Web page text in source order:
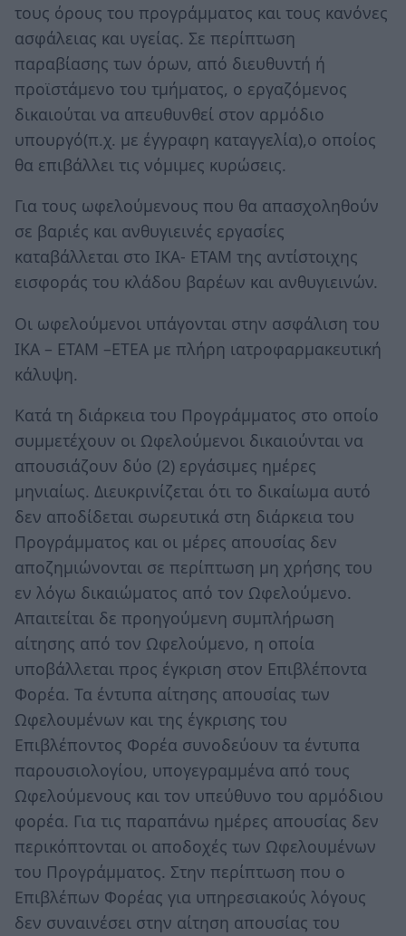
τους όρους του προγράμματος και τους κανόνες
ασφάλειας και υγείας. Σε περίπτωση
παραβίασης των όρων, από διευθυντή ή
προϊστάμενο του τμήματος, ο εργαζόμενος
δικαιούται να απευθυνθεί στον αρμόδιο
υπουργό(π.χ. με έγγραφη καταγγελία),ο οποίος
θα επιβάλλει τις νόμιμες κυρώσεις.
Για τους ωφελούμενους που θα απασχοληθούν
σε βαριές και ανθυγιεινές εργασίες
καταβάλλεται στο ΙΚΑ- ΕΤΑΜ της αντίστοιχης
εισφοράς του κλάδου βαρέων και ανθυγιεινών.
Οι ωφελούμενοι υπάγονται στην ασφάλιση του
ΙΚΑ – ΕΤΑΜ –ΕΤΕΑ με πλήρη ιατροφαρμακευτική
κάλυψη.
Κατά τη διάρκεια του Προγράμματος στο οποίο
συμμετέχουν οι Ωφελούμενοι δικαιούνται να
απουσιάζουν δύο (2) εργάσιμες ημέρες
μηνιαίως. Διευκρινίζεται ότι το δικαίωμα αυτό
δεν αποδίδεται σωρευτικά στη διάρκεια του
Προγράμματος και οι μέρες απουσίας δεν
αποζημιώνονται σε περίπτωση μη χρήσης του
εν λόγω δικαιώματος από τον Ωφελούμενο.
Απαιτείται δε προηγούμενη συμπλήρωση
αίτησης από τον Ωφελούμενο, η οποία
υποβάλλεται προς έγκριση στον Επιβλέποντα
Φορέα. Τα έντυπα αίτησης απουσίας των
Ωφελουμένων και της έγκρισης του
Επιβλέποντος Φορέα συνοδεύουν τα έντυπα
παρουσιολογίου, υπογεγραμμένα από τους
Ωφελούμενους και τον υπεύθυνο του αρμόδιου
φορέα. Για τις παραπάνω ημέρες απουσίας δεν
περικόπτονται οι αποδοχές των Ωφελουμένων
του Προγράμματος. Στην περίπτωση που ο
Επιβλέπων Φορέας για υπηρεσιακούς λόγους
δεν συναινέσει στην αίτηση απουσίας του